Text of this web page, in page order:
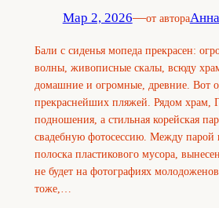
Мар 2, 2026—от автораАнна
Бали с сиденья мопеда прекрасен:
волны, живописные скалы, всюду
домашние и огромные, древние. Вот
прекраснейших пляжей. Рядом храм,
подношения, а стильная корейская
свадебную фотосессию. Между
полоска пластикового мусора,
не будет на фотографиях
тоже,…